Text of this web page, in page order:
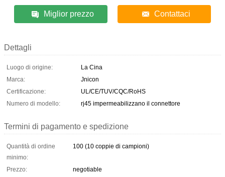
Miglior prezzo Contattaci
Dettagli
Luogo di origine:
La Cina
Marca:
Jnicon
Certificazione:
UL/CE/TUV/CQC/RoHS
Numero di modello:
rj45 impermeabilizzano il connettore
Termini di pagamento e spedizione
Quantità di ordine
minimo:
100 (10 coppie di campioni)
Prezzo:
negotiable